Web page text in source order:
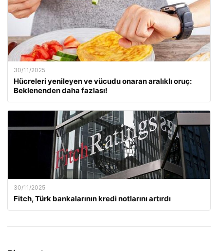
30/11/2025
Hücreleri yenileyen ve vücudu onaran aralıklı oruç:
Beklenenden daha fazlası!
30/11/2025
Fitch, Türk bankalarının kredi notlarını artırdı